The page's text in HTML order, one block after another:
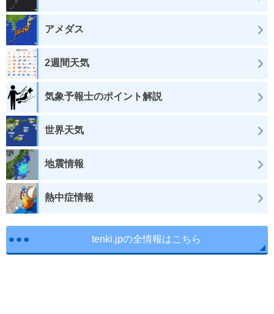
アメダス
2週間天気
気象予報士のポイント解説
世界天気
地震情報
熱中症情報
tenki.jpの全情報はこちら